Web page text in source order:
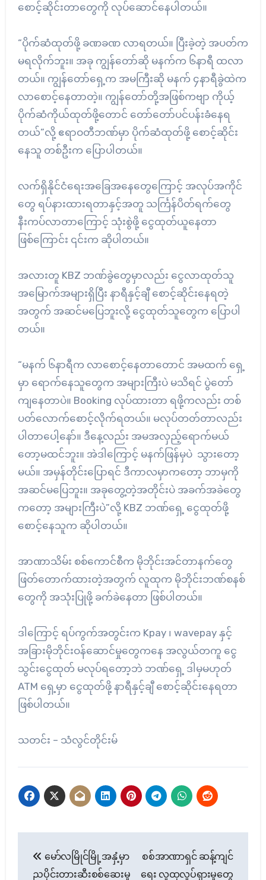
စောင့်ဆိုင်းတာတွေကို လုပ်ဆောင်နေပါတယ်။
“ပိုက်ဆံထုတ်ဖို့ ခဏခဏ လာရတယ်။ ပြီးခဲ့တဲ့ အပတ်က
မရလိုက်ဘူး။ အခု ကျွန်တော်ဆို မနက်က ၆နာရီ ထလာ
တယ်။ ကျွန်တော်ရှေ့က အမကြီးဆို မနက် ၄နာရီခွဲထဲက
လာစောင့်နေတာတဲ့။ ကျွန်တော်တို့အဖြစ်ကဗျာ ကိုယ့်
ပိုက်ဆံကိုယ်ထုတ်ဖို့တောင် တော်တော်ပင်ပန်းခံနေရ
တယ်”လို့ ဧရာဝတီဘဏ်မှာ ပိုက်ဆံထုတ်ဖို့ စောင့်ဆိုင်း
နေသူ တစ်ဦးက ပြောပါတယ်။
လက်ရှိနိုင်ငံရေးအခြေအနေတွေကြောင့် အလုပ်အကိုင်
တွေ ရပ်နားထားရတာနှင့်အတူ သင်္ကြန်ပိတ်ရက်တွေ
နီးကပ်လာတာကြောင့် သုံးစွဲဖို့ ငွေထုတ်ယူနေတာ
ဖြစ်ကြောင်း ၎င်းက ဆိုပါတယ်။
အလားတူ KBZ ဘဏ်ခွဲတွေမှာလည်း ငွေလာထုတ်သူ
အမြောက်အများရှိပြီး နာရီနှင့်ချီ စောင့်ဆိုင်းနေရတဲ့
အတွက် အဆင်မပြေဘူးလို့ ငွေထုတ်သူတွေက ပြောပါ
တယ်။
“မနက် ၆နာရီက လာစောင့်နေတာတောင် အမထက် ရှေ့
မှာ ရောက်နေသူတွေက အများကြီးပဲ မသိရင် ပွဲတော်
ကျနေတာပဲ။ Booking လုပ်ထားတာ ရဖို့ကလည်း တစ်
ပတ်လောက်စောင့်လိုက်ရတယ်။ မလုပ်တတ်တာလည်း
ပါတာပေါ့နော်။ ဒီနေ့လည်း အမအလှည့်ရောက်မယ်
တော့မထင်ဘူး။ အဲဒါကြောင့် မနက်ဖြန်မှပဲ သွား‌တော့
မယ်။ အမှန်တိုင်းပြောရင် ဒီကာလမှာကတော့ ဘာမှကို
အဆင်မပြေဘူး။ အခုတွေ့တဲ့အတိုင်းပဲ အခက်အခဲတွေ
ကတော့ အများကြီးပဲ”လို့ KBZ ဘဏ်ရှေ့ ငွေထုတ်ဖို့
စောင့်နေသူက ဆိုပါတယ်။
အာဏာသိမ်း စစ်ကောင်စီက မိုဘိုင်းအင်တာနက်တွေ
ဖြတ်တောက်ထားတဲ့အတွက် လူထုက မိုဘိုင်းဘဏ်စနစ်
တွေကို အသုံးပြုဖို့ ခက်ခဲနေတာ ဖြစ်ပါတယ်။
ဒါကြောင့် ရပ်ကွက်အတွင်းက Kpay ၊ wavepay နှင့်
အခြားမိုဘိုင်းဝန်ဆောင်မှုတွေကနေ အလွယ်တကူ ငွေ
သွင်းငွေထုတ် မလုပ်ရတော့ဘဲ ဘဏ်ရှေ့ ဒါမှမဟုတ်
ATM ရှေ့မှာ ငွေထုတ်ဖို့ နာရီနှင့်ချီ စောင့်ဆိုင်းနေရတာ
ဖြစ်ပါတယ်။
သတင်း – သံလွင်တိုင်းမ်
navigation
မော်လမြိုင်မြို့အနှံ့မှာ
ညပိုင်းတားဆီးစစ်ဆေးမှု
စစ်အာဏာရှင် ဆန့်ကျင်
ရေး လူထုလှုပ်ရှားမှုတွေ